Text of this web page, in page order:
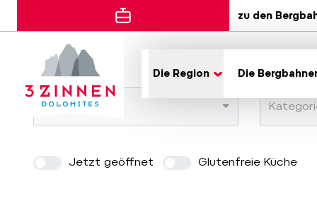
zu den
Die Region Die
Orte
Jetzt geöffnet Glutenfreie Küche